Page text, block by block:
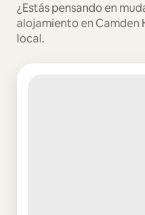
¿Estás pensando en
alojamiento en Camden
local.